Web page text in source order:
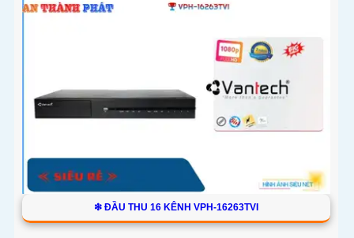
❇ ĐẦU THU 16 KÊNH VPH-16263TVI